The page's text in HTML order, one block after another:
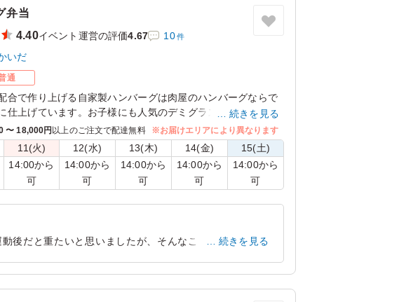
2026/06/24
弁当
4.40イベント運営の評価4.67 10件
いだ
通
合で作り上げる自家製ハンバーグは肉屋のハンバーグならで
仕上げています。お子様にも人気のデミグラスソースで仕上
んも顔負けの逸品。
続きを見る
〜 18,000円 以上のご注文で配達無料 ※お届けエリアにより異なります
11(火) 12(水) 13(木) 14(金) 15(土)
14:00から
可
14:00から
可
14:00から
可
14:00から
可
14:00から
可
後だと重たいと思いましたが、そんなことなく、しっか
続きを見る